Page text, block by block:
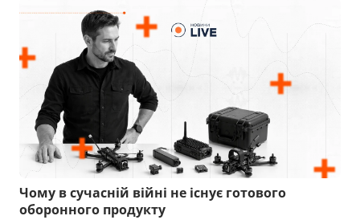
Чому в сучасній війні не існує готового
оборонного продукту